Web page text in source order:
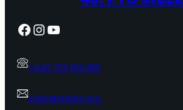
Facebook InstagramYouTube
+420 723 162 365
zuby@stezka.org